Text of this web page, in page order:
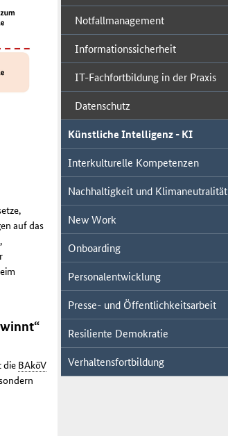
auf das
die BAköV
Notfallmanagement
Informationssicherheit
IT-Fachfortbildung in der Praxis
Datenschutz
Künstliche Intelligenz - KI
Interkulturelle Kompetenzen
Nachhaltigkeit und Klimaneutralität
New Work
Onboarding
Personalentwicklung
Presse- und Öffentlichkeitsarbeit
Resiliente Demokratie
Verhaltensfortbildung